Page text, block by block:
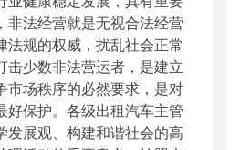
非法经营就是无视合法经营
法规的权威，扰乱社会正常
击少数非法营运者，是建立
市场秩序的必然要求，是对
好保护。各级出租汽车主管
发展观、构建和谐社会的高